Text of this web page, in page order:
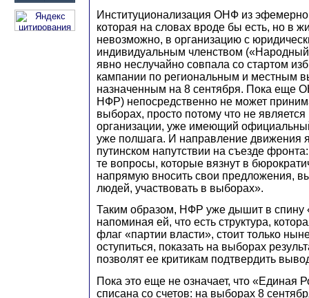
Институционализация ОНФ из
которая на словах вроде бы есть, но в
невозможно, в организацию с
индивидуальным членством
явно неслучайно совпала со стартом
кампании по региональным и местным
назначенным на 8 сентября. Пока еще
НФР) непосредственно не может
выборах, просто потому что не
организации, уже имеющий
уже полшага. И направление движения
путинском напутствии на съезде
те вопросы, которые вязнут в
напрямую вносить свои предложения,
людей, участвовать в выборах».
Таким образом, НФР уже дышит в спину
напоминая ей, что есть структура,
флаг «партии власти», стоит только
оступиться, показать на выборах
позволят ее критикам подтвердить
Пока это еще не означает, что «Единая
списана со счетов: на выборах 8